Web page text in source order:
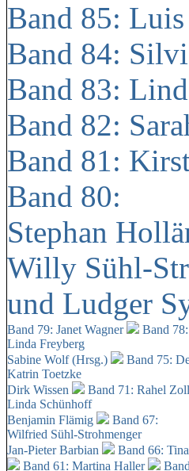
Band 85:
Band 84:
Band 83:
Band 82:
Band 81:
Band 80:
Stephan
Willy Sühl-
und Ludger
Band 79: Janet Wagner Band
Linda Freyberg
Sabine Wolf (Hrsg.)
Band 75:
Katrin Toetzke
Dirk Wissen
Band 71: Rahel
Linda Schünhoff
Benjamin Flämig
Band 67:
Wilfried Sühl-Strohmenger
Jan-Pieter Barbian
Band 66:
Band 61: Martina Haller